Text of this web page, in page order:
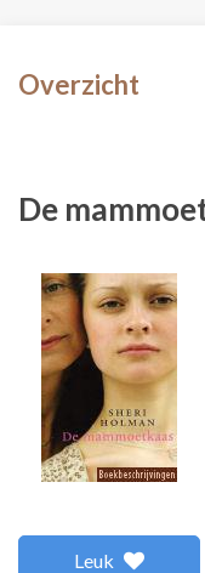
Overzicht
De
Leuk